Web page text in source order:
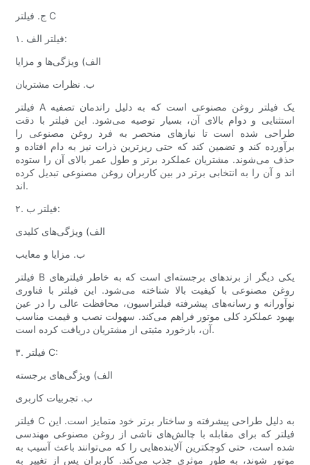
ج. فیلتر C
۱. فیلتر الف:
الف) ویژگی‌ها و مزایا
ب. نظرات مشتریان
فیلتر A ​​یک فیلتر روغن مصنوعی است که به دلیل راندمان تصفیه
استثنایی و دوام بالای آن، بسیار توصیه می‌شود. این فیلتر با دقت
طراحی شده است تا نیازهای منحصر به فرد روغن مصنوعی را
برآورده کند و تضمین کند که حتی ریزترین ذرات نیز به دام افتاده و
حذف می‌شوند. مشتریان عملکرد برتر و طول عمر بالای آن را ستوده
اند و آن را به انتخابی برتر در بین کاربران روغن مصنوعی تبدیل کرده
اند.
۲. فیلتر ب:
الف) ویژگی‌های کلیدی
ب. مزایا و معایب
فیلتر B یکی دیگر از برندهای برجسته‌ای است که به خاطر فیلترهای
روغن مصنوعی با کیفیت بالا شناخته می‌شود. این فیلتر با فناوری
نوآورانه و رسانه‌های پیشرفته فیلتراسیون، محافظت عالی را در عین
بهبود عملکرد کلی موتور فراهم می‌کند. سهولت نصب و قیمت مناسب
آن، بازخورد مثبتی از مشتریان دریافت کرده است.
۳. فیلتر C:
الف) ویژگی‌های برجسته
ب. تجربیات کاربری
فیلتر C به دلیل طراحی پیشرفته و ساختار برتر خود متمایز است. این
فیلتر که برای مقابله با چالش‌های ناشی از روغن مصنوعی مهندسی
شده است، حتی کوچکترین آلاینده‌هایی را که می‌توانند باعث آسیب به
موتور شوند، به طور موثری جذب می‌کند. کاربران پس از تغییر به